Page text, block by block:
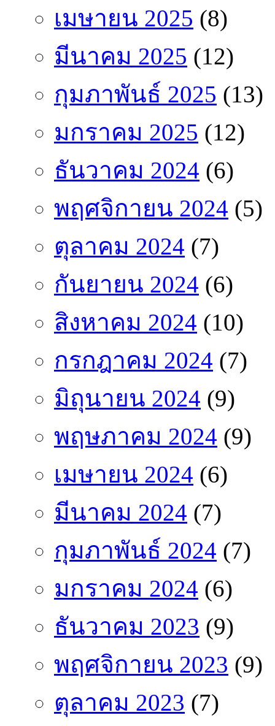
เมษายน 2025 (8)
มีนาคม 2025 (12)
กุมภาพันธ์ 2025 (13)
มกราคม 2025 (12)
ธันวาคม 2024 (6)
พฤศจิกายน 2024 (5)
ตุลาคม 2024 (7)
กันยายน 2024 (6)
สิงหาคม 2024 (10)
กรกฎาคม 2024 (7)
มิถุนายน 2024 (9)
พฤษภาคม 2024 (9)
เมษายน 2024 (6)
มีนาคม 2024 (7)
กุมภาพันธ์ 2024 (7)
มกราคม 2024 (6)
ธันวาคม 2023 (9)
พฤศจิกายน 2023 (9)
ตุลาคม 2023 (7)